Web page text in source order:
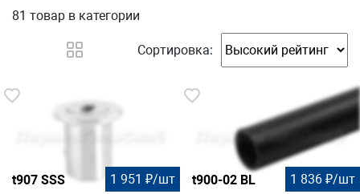
81 товар в категории
Сортировка:
t907 SSS 1 951 ₽/шт t900-02 BL 1 836 ₽/шт